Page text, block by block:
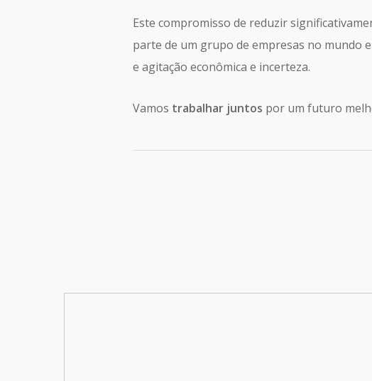
Este compromisso de reduzir
parte de um grupo de empresas no mundo
e agitação econômica e incerteza.
Vamos trabalhar juntos por um futuro